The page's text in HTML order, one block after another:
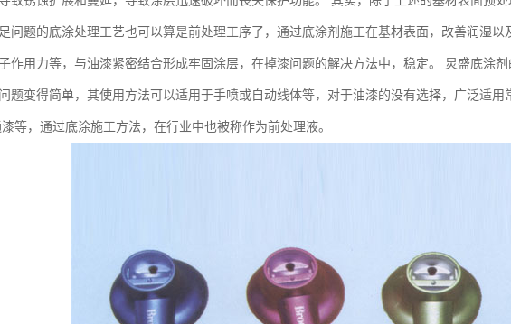
问题的底涂处理工艺也可以算是前处理工序了，通过底涂剂施工在基材表面，改善润湿以
作用力等，与油漆紧密结合形成牢固涂层，在掉漆问题的解决方法中，稳定。 炅盛底涂
题变得简单，其使用方法可以适用于手喷或自动线体等，对于油漆的没有选择，广泛适用
等，通过底涂施工方法，在行业中也被称作为前处理液。